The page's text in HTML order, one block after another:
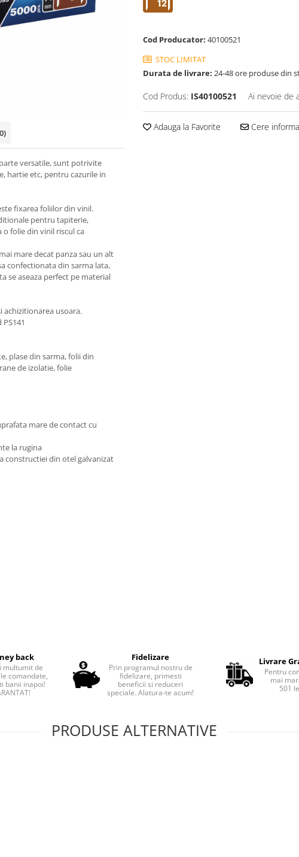
Cod Producator: 40100521
STOC LIMITAT
Durata de livrare: 24-48 ore produse din
Cod Produs: IS40100521 Ai nevoie de
Adauga la Favorite Cere
versatile, sunt potrivite
hartie etc, pentru cazurile in
fixarea foliilor din vinil.
pentru tapiterie,
folie din vinil riscul ca
mare decat panza sau un alt
confectionata din sarma lata,
se aseaza perfect pe material
achizitionarea usoara.
plase din sarma, folii din
de izolatie, folie
mare de contact cu
la rugina
constructiei din otel galvanizat
back
multumit de
comandate,
banii inapoi!
Fidelizare
Prin programul nostru de
fidelizare, primesti
beneficii si reduceri
speciale. Alatura-te acum!
Livrare
Pentru
mai
501
PRODUSE ALTERNATIVE